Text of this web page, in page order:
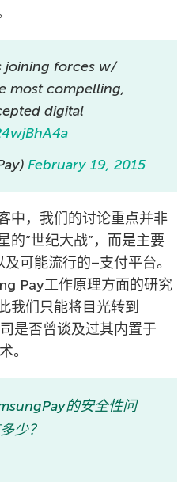
joining forces w/
most compelling,
digital
February 19, 2015
中，我们的讨论重点并非
的”世纪大战”，而是主要
可能流行的–支付平台。
Pay工作原理方面的研究
我们只能将目光转到
是否曾谈及过其内置于
。
的安全性问
少？